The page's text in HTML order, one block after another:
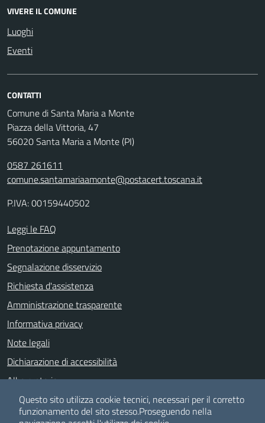
VIVERE IL COMUNE
Luoghi
Eventi
CONTATTI
Comune di Santa Maria a Monte
Piazza della Vittoria, 47
56020 Santa Maria a Monte (PI)
0587 261611
comune.santamariaamonte@postacert.toscana.it
P.IVA: 00159440502
Leggi le FAQ
Prenotazione appuntamento
Segnalazione disservizio
Richiesta d'assistenza
Amministrazione trasparente
Informativa privacy
Note legali
Dichiarazione di accessibilità
Albo pretorio
Meccanismo di feedback
Questo sito utilizza cookie tecnici, necessari per il corretto
funzionamento del sito stesso.Proseguendo nella